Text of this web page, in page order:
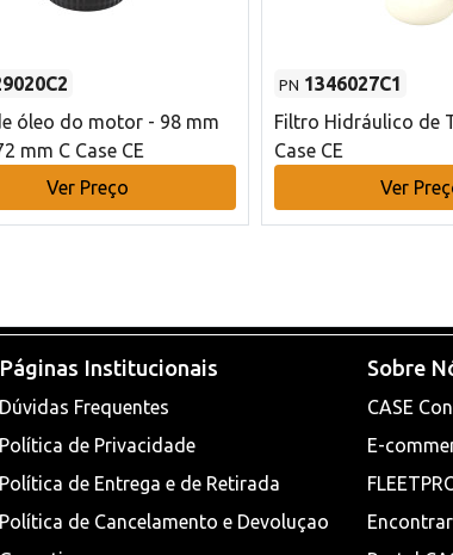
óleo do motor - 98 mm
mm C Case CE
Ver Preço
PN 1346027C1
Filtro Hidráulico de
Case CE
Ver
Páginas Institucionais
Dúvidas Frequentes
Política de Privacidade
Política de Entrega e de Retirada
Política de Cancelamento e Devoluçao
Sobre
CASE
E-